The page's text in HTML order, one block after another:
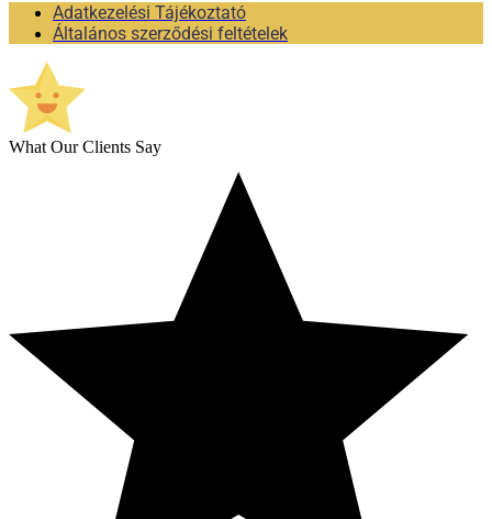
Adatkezelési Tájékoztató
Általános szerződési feltételek
What Our Clients Say